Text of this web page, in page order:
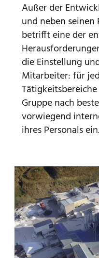
Außer der
und neben
betrifft eine der
die Einstellung
Mitarbeiter: für
Gruppe nach
vorwiegend
ihres Personals ein.